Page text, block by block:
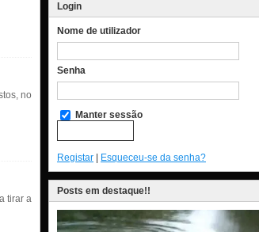
no
tirar a
Login
Nome de utilizador
Senha
Manter sessão
Registar | Esqueceu-se da senha?
Posts em destaque!!